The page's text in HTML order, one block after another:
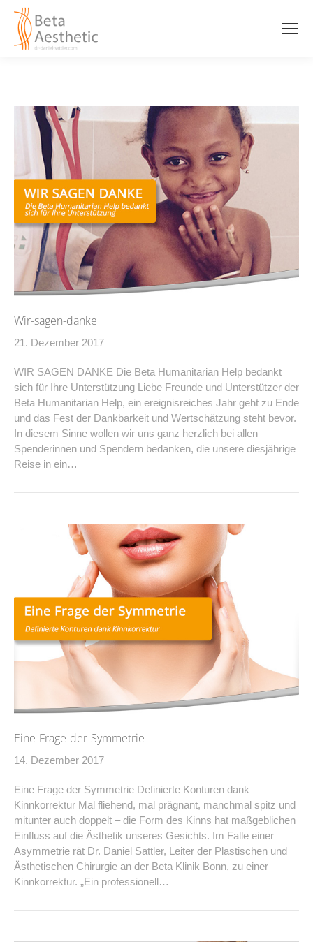
Wir-sagen-danke
21. Dezember 2017
WIR SAGEN DANKE Die Beta Humanitarian Help bedankt
sich für Ihre Unterstützung Liebe Freunde und Unterstützer der
Beta Humanitarian Help, ein ereignisreiches Jahr geht zu Ende
und das Fest der Dankbarkeit und Wertschätzung steht bevor.
In diesem Sinne wollen wir uns ganz herzlich bei allen
Spenderinnen und Spendern bedanken, die unsere diesjährige
Reise in ein…
Eine-Frage-der-Symmetrie
14. Dezember 2017
Eine Frage der Symmetrie Definierte Konturen dank
Kinnkorrektur Mal fliehend, mal prägnant, manchmal spitz und
mitunter auch doppelt – die Form des Kinns hat maßgeblichen
Einfluss auf die Ästhetik unseres Gesichts. Im Falle einer
Asymmetrie rät Dr. Daniel Sattler, Leiter der Plastischen und
Ästhetischen Chirurgie an der Beta Klinik Bonn, zu einer
Kinnkorrektur. „Ein professionell…